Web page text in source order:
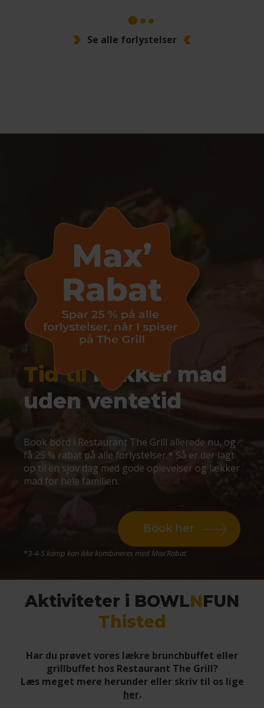
2 3
Se alle forlystelser
Tid tillækker mad
uden ventetid
Book bord i Restaurant The Grill allerede nu, og
få 25 % rabat på alle forlystelser.* Så er der lagt
op til en sjov dag med gode oplevelser og lækker
mad for hele familien.
Book her
*3-4-5 kamp kan ikke kombineres med Max’Rabat
Aktiviteter i BOWLNFUN
Thisted
Har du prøvet vores lækre brunchbuffet eller
grillbuffet hos Restaurant The Grill?
Læs meget mere herunder eller skriv til os lige
her.